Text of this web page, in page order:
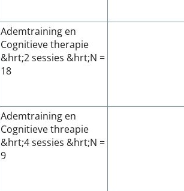
Ademtraining en
Cognitieve therapie
&hrt;2 sessies &hrt;N =
18
Ademtraining en
Cognitieve threapie
&hrt;4 sessies &hrt;N =
9